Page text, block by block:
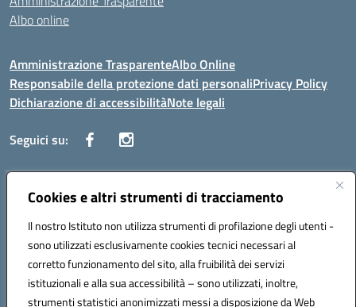
Cookies e altri strumenti di tracciamento
Il nostro Istituto non utilizza strumenti di profilazione degli utenti -
sono utilizzati esclusivamente cookies tecnici necessari al
corretto funzionamento del sito, alla fruibilità dei servizi
istituzionali e alla sua accessibilità – sono utilizzati, inoltre,
strumenti statistici anonimizzati messi a disposizione da Web
Albo online
Amministrazione TrasparenteAlbo Online
Responsabile della protezione dati personaliPrivacy Policy
Dichiarazione di accessibilitàNote legali
Seguici su:
Indirizzo:Corso Vittorio Emanuele, 27 90133 - Palermo
Posta elettronica certificata (PEC):pais03600r@pec.istruzione.it
Codice fiscale: 97308550827
Codice meccanografico: PAIS03600R